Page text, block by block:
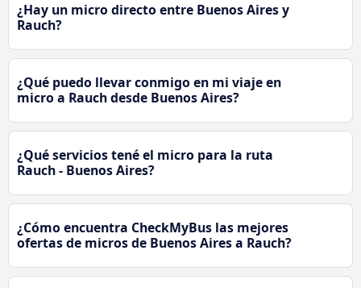
¿Hay un micro directo entre Buenos Aires y
Rauch?
¿Qué puedo llevar conmigo en mi viaje en
micro a Rauch desde Buenos Aires?
¿Qué servicios tené el micro para la ruta
Rauch - Buenos Aires?
¿Cómo encuentra CheckMyBus las mejores
ofertas de micros de Buenos Aires a Rauch?